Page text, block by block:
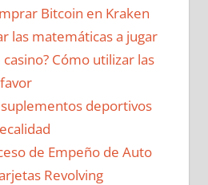
Bitcoin en Kraken
las matemáticas a jugar
Cómo utilizar las
deportivos
de Empeño de Auto
Revolving